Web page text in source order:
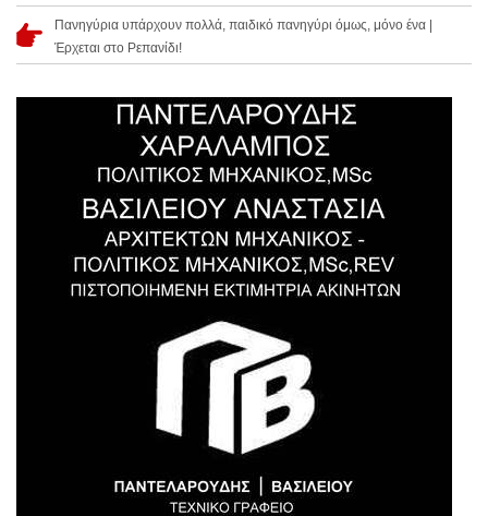
Πανηγύρια υπάρχουν πολλά, παιδικό πανηγύρι όμως, μόνο ένα |
Έρχεται στο Ρεπανίδι!